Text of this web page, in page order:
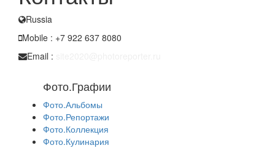
Russia
Mobile : +7 922 637 8080
Email :
Фото.Графии
Фото.Альбомы
Фото.Репортажи
Фото.Коллекция
Фото.Кулинария